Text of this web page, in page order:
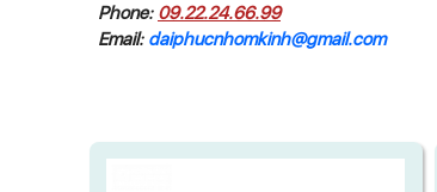
Phone: 09.22.24.66.99
Email: daiphucnhomkinh@gmail.com